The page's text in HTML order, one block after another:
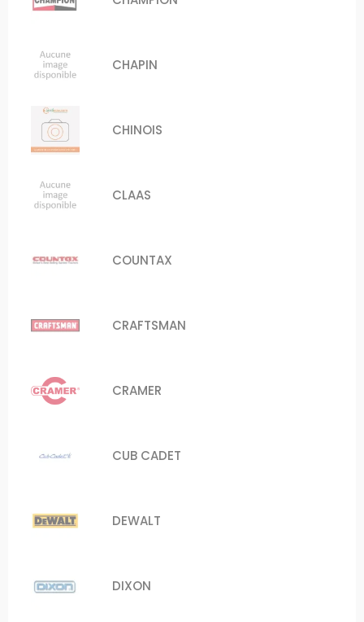
CHAPIN
CHINOIS
CLAAS
COUNTAX
CRAFTSMAN
CRAMER
CUB CADET
DEWALT
DIXON